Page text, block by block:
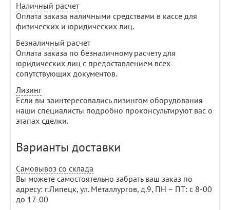
Наличный расчет
Оплата заказа наличными средствами в кассе для
физических и юридических лиц.
Безналичный расчет
Оплата заказа по безналичному расчету для
юридических лиц с предоставлением всех
сопутствующих документов.
Лизинг
Если вы заинтересовались лизингом оборудования
наши специалисты подробно проконсультируют вас о
этапах сделки.
Варианты доставки
Самовывоз со склада
Вы можете самостоятельно забрать ваш заказ по
адресу: г.Липецк, ул. Металлургов, д.9, ПН – ПТ: с 8-00
до 17-00